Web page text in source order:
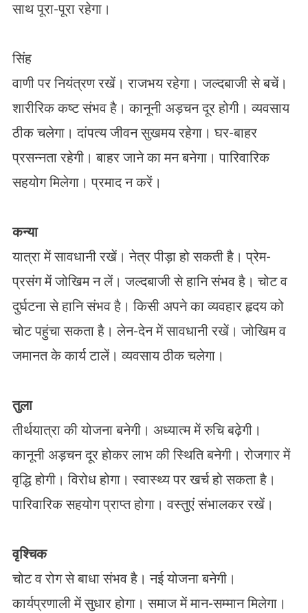
साथ पूरा-पूरा रहेगा।
सिंह
वाणी पर नियंत्रण रखें। राजभय रहेगा। जल्दबाजी से बचें।
शारीरिक कष्ट संभव है। कानूनी अड़चन दूर होगी। व्यवसाय
ठीक चलेगा। दांपत्य जीवन सुखमय रहेगा। घर-बाहर
प्रसन्नता रहेगी। बाहर जाने का मन बनेगा। पारिवारिक
सहयोग मिलेगा। प्रमाद न करें।
कन्या
यात्रा में सावधानी रखें। नेत्र पीड़ा हो सकती है। प्रेम-
प्रसंग में जोखिम न लें। जल्दबाजी से हानि संभव है। चोट व
दुर्घटना से हानि संभव है। किसी अपने का व्यवहार हृदय को
चोट पहुंचा सकता है। लेन-देन में सावधानी रखें। जोखिम व
जमानत के कार्य टालें। व्यवसाय ठीक चलेगा।
तुला
तीर्थयात्रा की योजना बनेगी। अध्यात्म में रुचि बढ़ेगी।
कानूनी अड़चन दूर होकर लाभ की स्थिति बनेगी। रोजगार में
वृद्धि होगी। विरोध होगा। स्वास्थ्य पर खर्च हो सकता है।
पारिवारिक सहयोग प्राप्त होगा। वस्तुएं संभालकर रखें।
वृश्चिक
चोट व रोग से बाधा संभव है। नई योजना बनेगी।
कार्यप्रणाली में सुधार होगा। समाज में मान-सम्मान मिलेगा।